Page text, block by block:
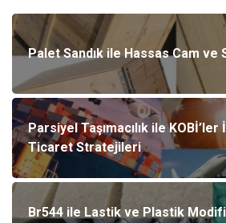
Palet Sandık ile Hassas Cam ve
Parsiyel Taşımacılık ile KOBİ’ler
Ticaret Stratejileri
Br544 ile Lastik ve Plastik